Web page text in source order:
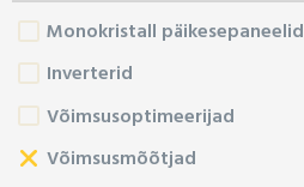
Monokristall päikesepaneelid
Inverterid
Võimsusoptimeerijad
Võimsusmõõtjad